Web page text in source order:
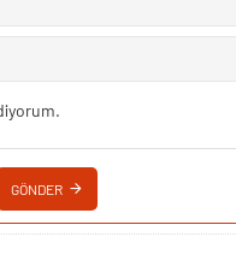
GÖNDER